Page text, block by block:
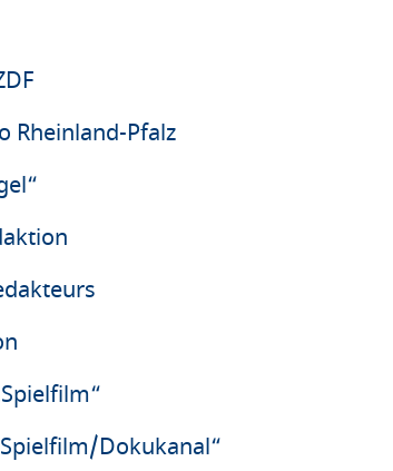
Rheinland-Pfalz
Dokukanal“